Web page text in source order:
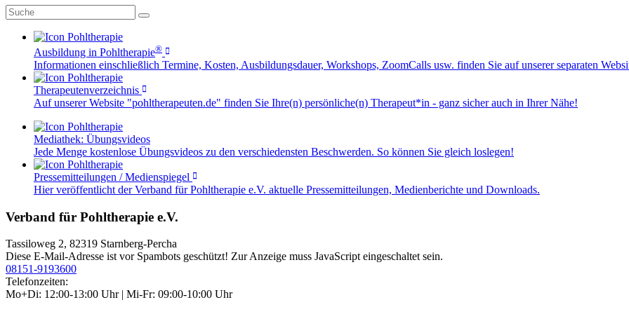
Ausbildung in Pohltherapie®
Informationen einschließlich Termine, Kosten, Ausbildungsdauer, Workshops, ZoomCalls usw. finden Sie auf unserer separaten
Therapeutenverzeichnis
Auf unserer Website "pohltherapeuten.de" finden Sie Ihre(n) persönliche(n) Therapeut*in - ganz sicher auch in Ihrer Nähe!
Mediathek: Übungsvideos
Jede Menge kostenlose Übungsvideos zu den verschiedensten Beschwerden. So können Sie gleich loslegen!
Pressemitteilungen / Medienspiegel
Hier veröffentlicht der Verband für Pohltherapie e.V. aktuelle Pressemitteilungen, Medienberichte und Downloads.
Verband für Pohltherapie e.V.
Tassiloweg 2, 82319 Starnberg-Percha
Diese E-Mail-Adresse ist vor Spambots geschützt! Zur Anzeige muss JavaScript eingeschaltet sein.
08151-9193600
Telefonzeiten:
Mo+Di: 12:00-13:00 Uhr | Mi-Fr: 09:00-10:00 Uhr